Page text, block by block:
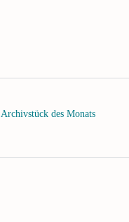
Archivstück des Monats